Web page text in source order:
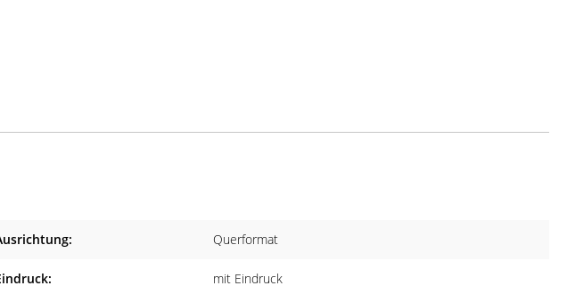
Querformat
mit Eindruck